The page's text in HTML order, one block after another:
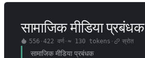
सामाजिक मीडिया प्रबंधक
556· 422 वर्ण· ≈ 130tokens · स्रोत
सामाजिक मीडिया प्रबंधक